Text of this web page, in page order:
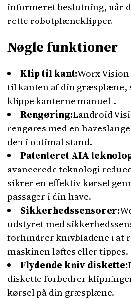
informeret beslutning, når
rette robotplæneklipper.
Nøgle funktioner
Klip til kant:Worx
til kanten af din græsplæne,
klippe kanterne manuelt.
Rengøring:Landroid
rengøres med en
den i optimal stand.
Patenteret AIA
avancerede teknologi
sikrer en effektiv kørsel
passager i din have.
Sikkerhedssensorer:
udstyret med
forhindrer knivbladene i at
maskinen løftes eller tippes.
Flydende kniv diskette:
diskette forbedrer
kørsel på din græsplæne.